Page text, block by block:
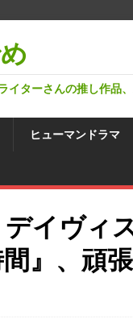
イターさんの推し作
ヒューマンドラマ
イヴィ
』、頑